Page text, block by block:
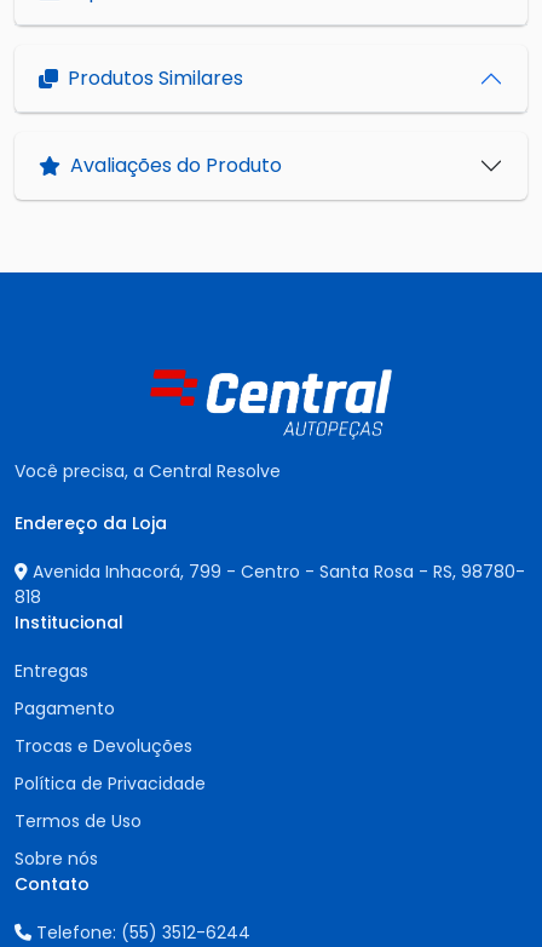
Produtos Similares
Avaliações do Produto
Você precisa, a Central Resolve
Endereço da Loja
Avenida Inhacorá, 799 - Centro - Santa Rosa - RS, 98780-
818
Institucional
Entregas
Pagamento
Trocas e Devoluções
Política de Privacidade
Termos de Uso
Sobre nós
Contato
Telefone: (55) 3512-6244